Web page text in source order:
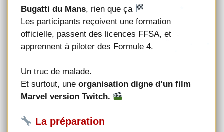
Bugatti du Mans, rien que ça
Les participants reçoivent une formation
officielle, passent des licences FFSA, et
apprennent à piloter des Formule 4.
Un truc de malade.
Et surtout, une organisation digne d’un film
Marvel version Twitch.
La préparation